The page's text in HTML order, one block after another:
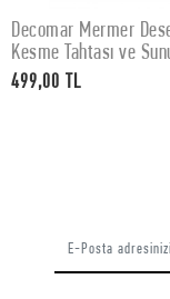
SEPETE EKLE
Decomar Mermer
Kesme Tahtası ve
x 40 cm
499,00 TL